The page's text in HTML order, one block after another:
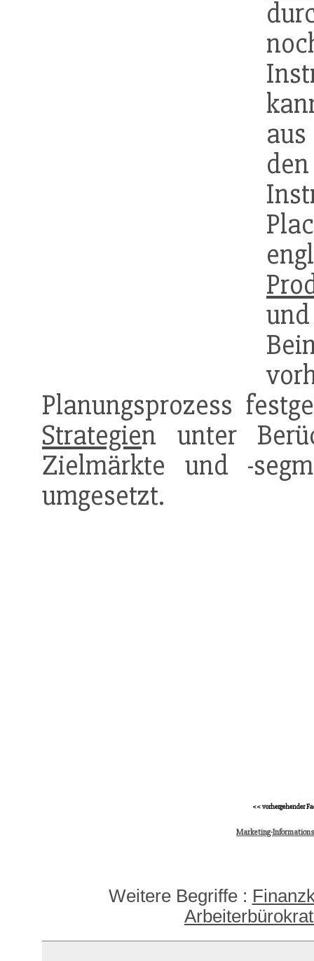
Planungsprozess
Strategien unter
Zielmärkte und -
umgesetzt.
<< vorhergehender
Marketing-
Weitere Begriffe :